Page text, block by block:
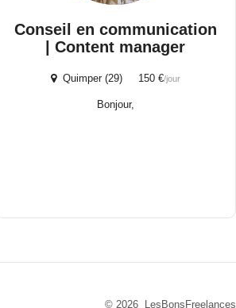
Conseil en communication
| Content manager
Quimper (29) 150 €/jour
Bonjour,
© 2026 LesBonsFreelances